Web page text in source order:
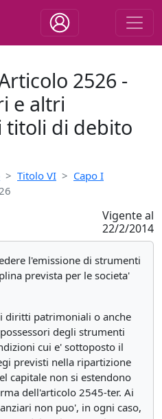
2526 -
e altri
di debito
Titolo VI
Capo I
Vigente al
22/2/2014
l'emissione di strumenti
prevista per le societa'
diritti patrimoniali o anche
degli strumenti
cui e' sottoposto il
previsti nella ripartizione
capitale non si estendono
dell'articolo 2545-ter. Ai
non puo', in ogni caso,